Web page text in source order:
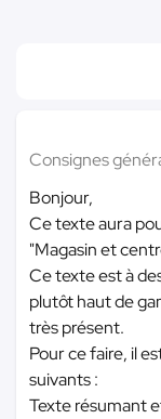
Consignes
Bonjour,
Ce texte aura
"Magasin et
Ce texte est à
plutôt haut de
très présent.
Pour ce faire, il
suivants :
Texte résumant